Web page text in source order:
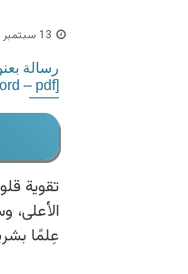
رسالة
[word – pdf] مع نسخة الموقع.
13 سبتمبر 2023
تقوية
الأعلى،
عِلمًا